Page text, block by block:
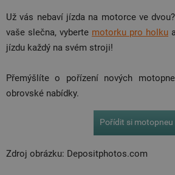
Už vás nebaví jízda na motorce ve
vaše slečna, vyberte motorku pro holku
jízdu každý na svém stroji!
Přemýšlíte o pořízení nových
obrovské nabídky.
Pořídit si motopneu
Zdroj obrázku: Depositphotos.com